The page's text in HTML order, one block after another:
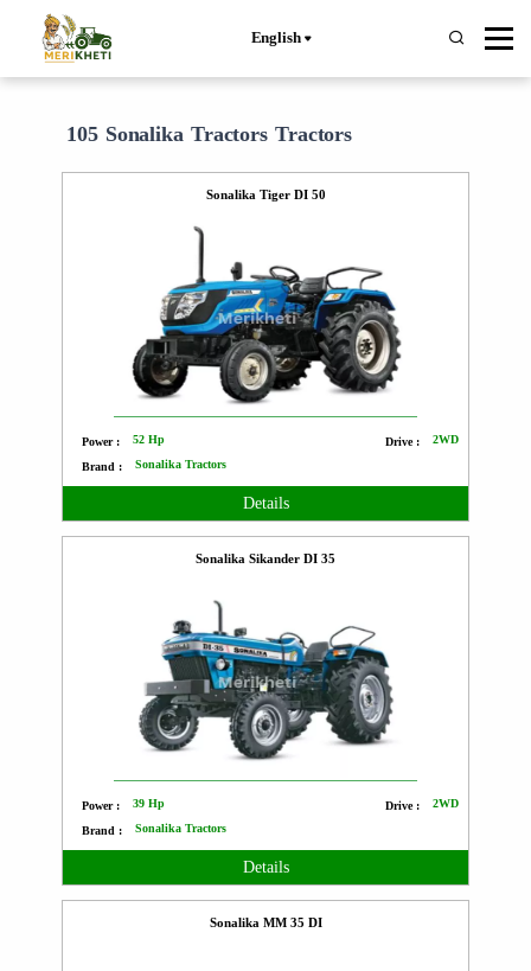
English
105 Sonalika Tractors Tractors
Sonalika Tiger DI 50
Power : 52 Hp Drive : 2WD
Brand : Sonalika Tractors
Details
Sonalika Sikander DI 35
Power : 39 Hp Drive : 2WD
Brand : Sonalika Tractors
Details
Sonalika MM 35 DI